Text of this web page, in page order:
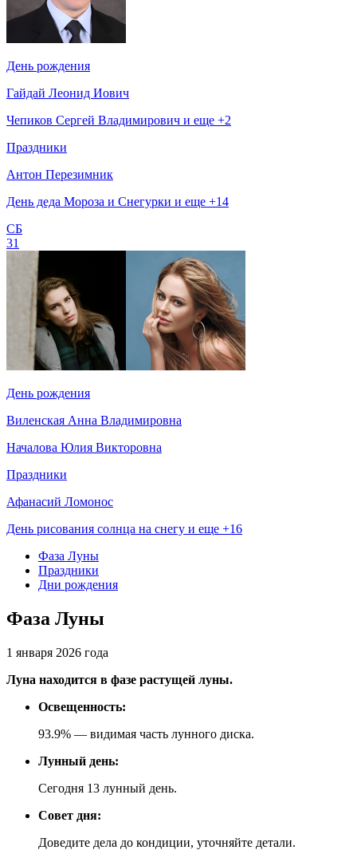
День рождения
Гайдай Леонид Иович
Чепиков Сергей Владимирович и еще +2
Праздники
Антон Перезимник
День деда Мороза и Снегурки и еще +14
СБ
31
День рождения
Виленская Анна Владимировна
Началова Юлия Викторовна
Праздники
Афанасий Ломонос
День рисования солнца на снегу и еще +16
Фаза Луны
Праздники
Дни рождения
Фаза Луны
1 января 2026 года
Луна находится в фазе растущей луны.
Освещенность:
93.9% — видимая часть лунного диска.
Лунный день:
Сегодня 13 лунный день.
Совет дня:
Доведите дела до кондиции, уточняйте детали.